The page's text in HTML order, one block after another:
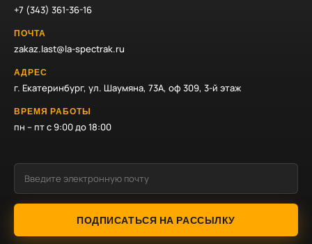
+7 (343) 361-36-16
ПОЧТА
zakaz.last@la-spectrak.ru
АДРЕС
г. Екатеринбург, ул. Шаумяна, 73А, оф 309, 3-й этаж
ВРЕМЯ РАБОТЫ
пн – пт с 9:00 до 18:00
ПОДПИСАТЬСЯ НА РАССЫЛКУ